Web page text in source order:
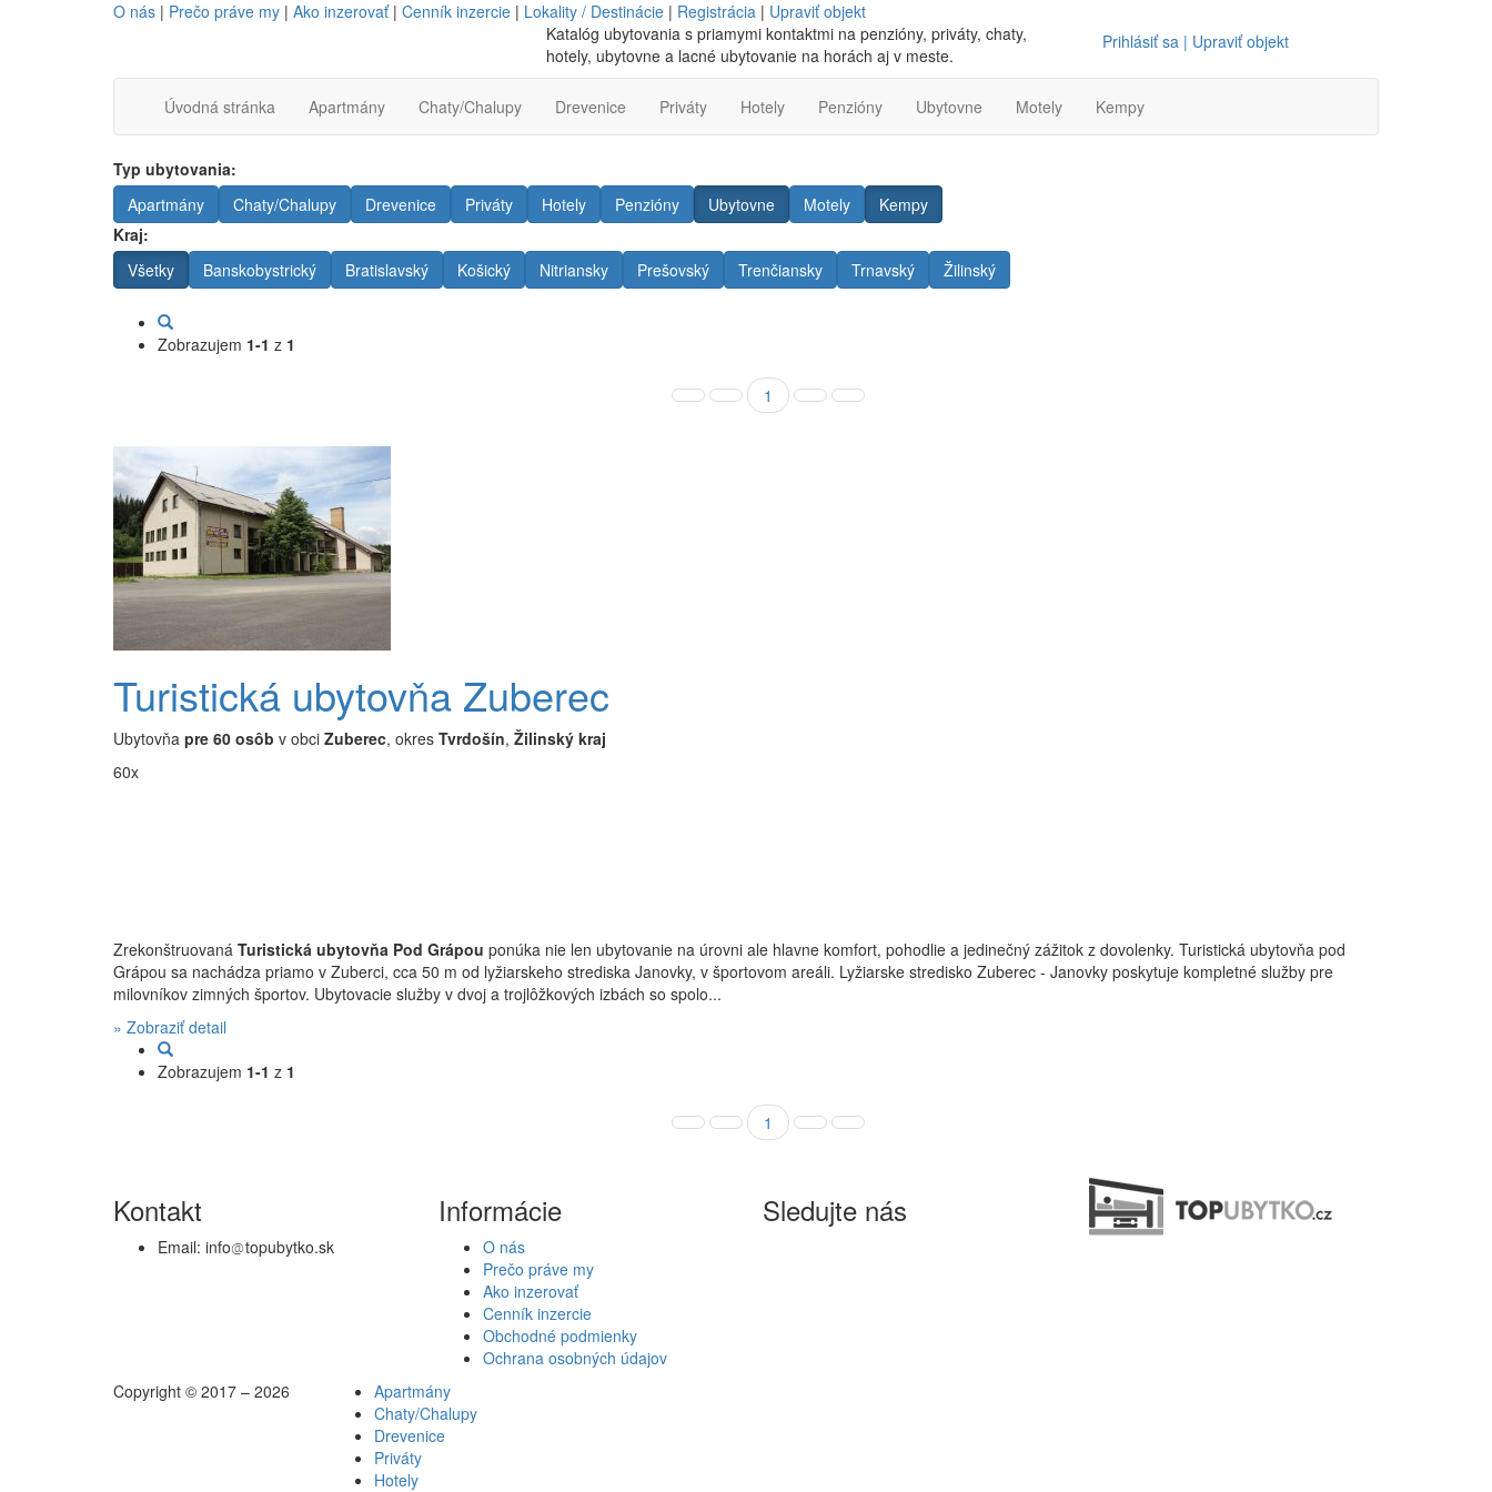
O nás | Prečo práve my | Ako inzerovať| Cenník inzercie | Lokality / Destinácie | Registrácia | Upraviť objekt
Katalóg ubytovania s priamymi kontaktmi na penzióny, priváty, chaty,
hotely, ubytovne a lacné ubytovanie na horách aj v meste.
Prihlásiť sa | Upraviť objekt
Úvodná stránka Apartmány Chaty/Chalupy Drevenice Priváty Hotely Penzióny Ubytovne Motely Kempy
Typ ubytovania:
Apartmány
Chaty/Chalupy Drevenice Priváty Hotely Penzióny Ubytovne Motely
Kempy
Kraj:
Všetky
Banskobystrický Bratislavský Košický Nitriansky Prešovský Trenčiansky Trnavský Žilinský
Zobrazujem 1-1 z 1
1
Turistická ubytovňa Zuberec
Ubytovňa pre 60 osôb v obci Zuberec, okres Tvrdošín, Žilinský kraj
60x
Zrekonštruovaná Turistická ubytovňa Pod Grápou ponúka nie len ubytovanie na úrovni ale hlavne komfort, pohodlie a jedinečný zážitok z dovolenky. Turistická ubytovňa pod
Grápou sa nachádza priamo v Zuberci, cca 50 m od lyžiarskeho strediska Janovky, v športovom areáli. Lyžiarske stredisko Zuberec - Janovky poskytuje kompletné služby pre
milovníkov zimných športov. Ubytovacie služby v dvoj a trojlôžkových izbách so spolo...
» Zobraziť detail
Zobrazujem 1-1 z 1
1
Kontakt
Email: info topubytko.sk
Informácie
O nás
Prečo práve my
Ako inzerovať
Cenník inzercie
Obchodné podmienky
Ochrana osobných údajov
Sledujte nás
Copyright © 2017 – 2026
Apartmány
Chaty/Chalupy
Drevenice
Priváty
Hotely